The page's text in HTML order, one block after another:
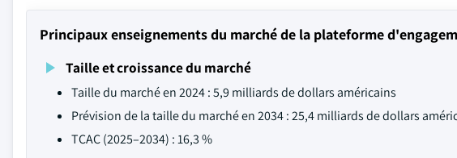
Principaux enseignements du marché de la plateforme
Taille et croissance du marché
Taille du marché en 2024 : 5,9 milliards de dollars américains
Prévision de la taille du marché en 2034 : 25,4 milliards de dollars
TCAC (2025–2034) : 16,3 %